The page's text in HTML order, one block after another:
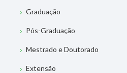
Graduação
Pós-Graduação
Mestrado e Doutorado
Extensão